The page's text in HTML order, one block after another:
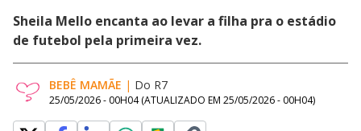
Sheila Mello encanta ao levar a filha pra o estádio
de futebol pela primeira vez.
BEBÊ MAMÃE | Do R7
25/05/2026 - 00H04 (ATUALIZADO EM 25/05/2026 - 00H04)